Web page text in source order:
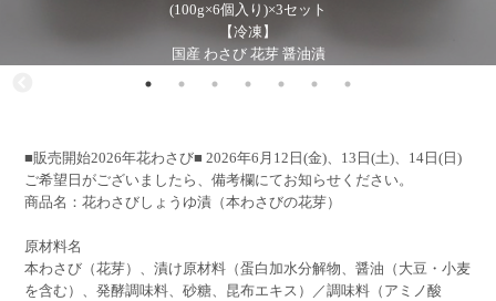
(100g×6個入り)×3セット
【冷凍】
国産 わさび 花芽 醤油漬
■販売開始2026年花わさび■ 2026年6月12日(金)、13日(土)、14日(日)
ご希望日がございましたら、備考欄にてお知らせください。
商品名：花わさびしょうゆ漬（本わさびの花芽）
原材料名
本わさび（花芽）、漬け原材料（蛋白加水分解物、醤油（大豆・小麦
を含む）、発酵調味料、砂糖、昆布エキス）／調味料（アミノ酸